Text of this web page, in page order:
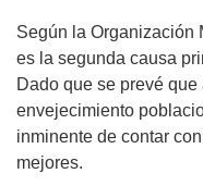
Según la Organización
es la segunda causa
Dado que se prevé
envejecimiento
inminente de contar
mejores.